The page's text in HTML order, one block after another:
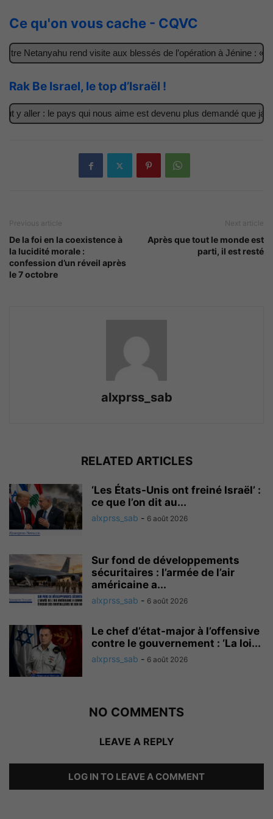
Ce qu'on vous cache - CQVC
Netanyahu rend visite aux blessés de l’opération à Jénine : «
Rak Be Israel, le top d’Israël !
y aller : le pays qui nous aime est devenu plus demandé que jamais
Previous article
De la foi en la coexistence à
la lucidité morale :
confession d’un réveil après
le 7 octobre
Next article
Après que tout le monde est
parti, il est resté
alxprss_sab
RELATED ARTICLES
‘Les États-Unis ont freiné Israël’ :
ce que l’on dit au...
alxprss_sab - 6 août 2026
Sur fond de développements
sécuritaires : l’armée de l’air
américaine a...
alxprss_sab - 6 août 2026
Le chef d’état-major à l’offensive
contre le gouvernement : ‘La loi...
alxprss_sab - 6 août 2026
NO COMMENTS
LEAVE A REPLY
LOG IN TO LEAVE A COMMENT